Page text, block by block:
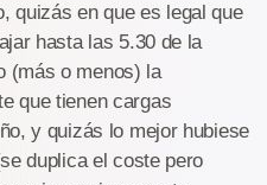
quizás en que es legal que
hasta las 5.30 de la
(más o menos) la
que tienen cargas
y quizás lo mejor hubiese
duplica el coste pero